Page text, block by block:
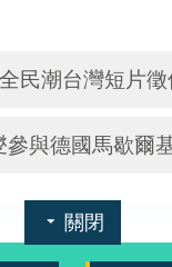
民潮台灣短片
參與德國馬歇爾
關閉